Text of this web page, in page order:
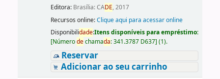
Editora: Brasília: CADE, 2017
Recursos online:Clique aqui para acessar online
Disponibilidade:Itens disponíveis para empréstimo:
[Númerodechamada:341.3787 D637] (1).
Reservar
Adicionar ao seu carrinho